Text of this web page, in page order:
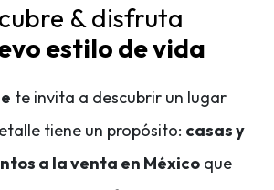
& disfruta
estilo de vida
te invita a descubrir un lugar
tiene un propósito: casas y
a la venta en Méxicoque